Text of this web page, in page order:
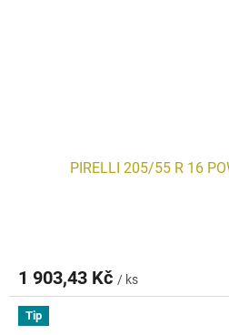
PIRELLI 205/55 R 16
1 903,43 Kč / ks
Tip